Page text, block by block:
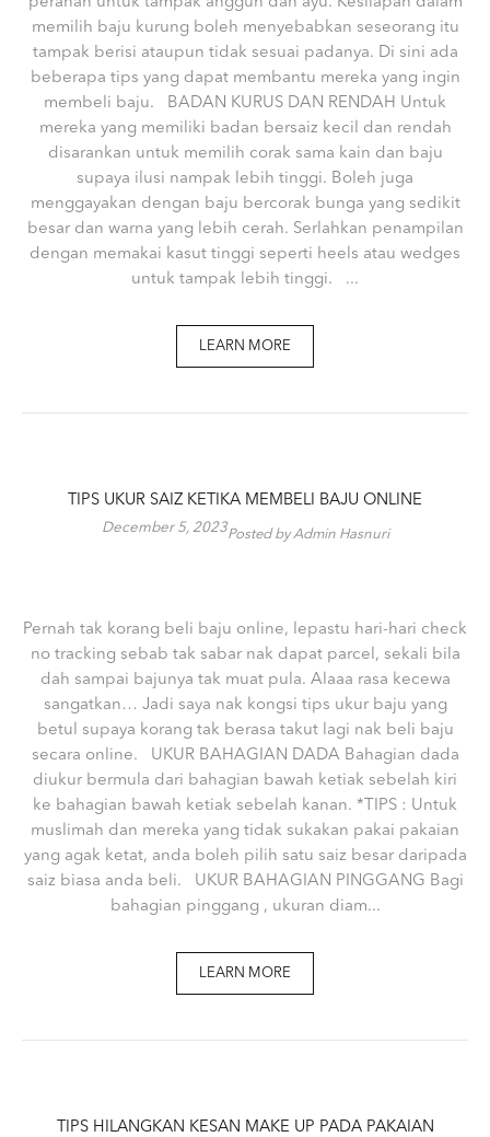
memilih baju kurung boleh menyebabkan seseorang itu
tampak berisi ataupun tidak sesuai padanya. Di sini ada
beberapa tips yang dapat membantu mereka yang ingin
membeli baju. BADAN KURUS DAN RENDAH Untuk
mereka yang memiliki badan bersaiz kecil dan rendah
disarankan untuk memilih corak sama kain dan baju
supaya ilusi nampak lebih tinggi. Boleh juga
menggayakan dengan baju bercorak bunga yang sedikit
besar dan warna yang lebih cerah. Serlahkan penampilan
dengan memakai kasut tinggi seperti heels atau wedges
untuk tampak lebih tinggi. ...
LEARN MORE
TIPS UKUR SAIZ KETIKA MEMBELI BAJU ONLINE
December 5, 2023Posted by Admin Hasnuri
Pernah tak korang beli baju online, lepastu hari-hari check
no tracking sebab tak sabar nak dapat parcel, sekali bila
dah sampai bajunya tak muat pula. Alaaa rasa kecewa
sangatkan… Jadi saya nak kongsi tips ukur baju yang
betul supaya korang tak berasa takut lagi nak beli baju
secara online. UKUR BAHAGIAN DADA Bahagian dada
diukur bermula dari bahagian bawah ketiak sebelah kiri
ke bahagian bawah ketiak sebelah kanan. *TIPS : Untuk
muslimah dan mereka yang tidak sukakan pakai pakaian
yang agak ketat, anda boleh pilih satu saiz besar daripada
saiz biasa anda beli. UKUR BAHAGIAN PINGGANG Bagi
bahagian pinggang , ukuran diam...
LEARN MORE
TIPS HILANGKAN KESAN MAKE UP PADA PAKAIAN